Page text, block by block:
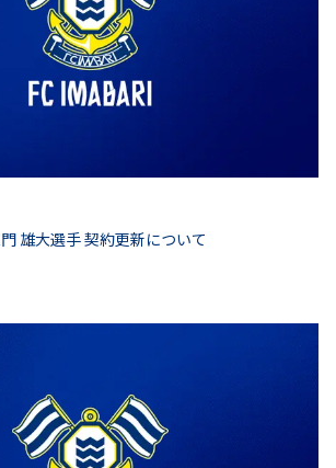
雄大選手 契約更新について